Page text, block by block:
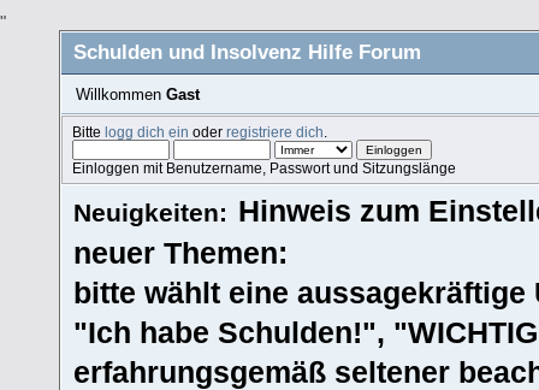
"
Schulden und Insolvenz Hilfe Forum
Willkommen Gast
Bittelogg dich ein oderregistriere dich
Einloggen mit Benutzername, Passwort und Sitzungslänge
Neuigkeiten: Hinweis zum
neuer Themen:
bitte wählt eine
"Ich habe Schulden!",
erfahrungsgemäß seltener